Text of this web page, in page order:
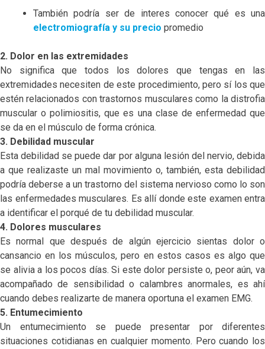
También podría ser de interes conocer qué es una
electromiografía y su precio promedio
2. Dolor en las extremidades
No significa que todos los dolores que tengas en las
extremidades necesiten de este procedimiento, pero sí los que
estén relacionados con trastornos musculares como la distrofia
muscular o polimiositis, que es una clase de enfermedad que
se da en el músculo de forma crónica.
3. Debilidad muscular
Esta debilidad se puede dar por alguna lesión del nervio, debida
a que realizaste un mal movimiento o, también, esta debilidad
podría deberse a un trastorno del sistema nervioso como lo son
las enfermedades musculares. Es allí donde este examen entra
a identificar el porqué de tu debilidad muscular.
4. Dolores musculares
Es normal que después de algún ejercicio sientas dolor o
cansancio en los músculos, pero en estos casos es algo que
se alivia a los pocos días. Si este dolor persiste o, peor aún, va
acompañado de sensibilidad o calambres anormales, es ahí
cuando debes realizarte de manera oportuna el examen EMG.
5. Entumecimiento
Un entumecimiento se puede presentar por diferentes
situaciones cotidianas en cualquier momento. Pero cuando los